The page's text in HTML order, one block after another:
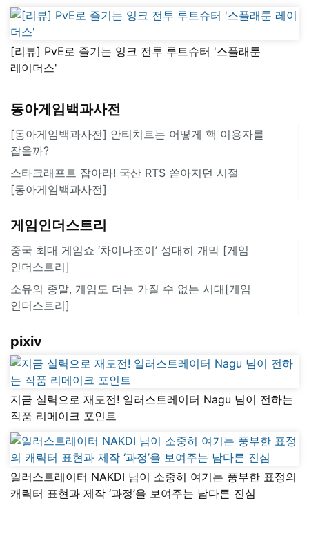
[리뷰] PvE로 즐기는 잉크 전투 루트슈터 '스플래툰
레이더스'
동아게임백과사전
[동아게임백과사전] 안티치트는 어떻게 핵 이용자를
잡을까?
스타크래프트 잡아라! 국산 RTS 쏟아지던 시절
[동아게임백과사전]
게임인더스트리
중국 최대 게임쇼 ‘차이나조이’ 성대히 개막 [게임
인더스트리]
소유의 종말, 게임도 더는 가질 수 없는 시대[게임
인더스트리]
pixiv
지금 실력으로 재도전! 일러스트레이터 Nagu 님이 전하는
작품 리메이크 포인트
일러스트레이터 NAKDI 님이 소중히 여기는 풍부한 표정의
캐릭터 표현과 제작 ‘과정’을 보여주는 남다른 진심